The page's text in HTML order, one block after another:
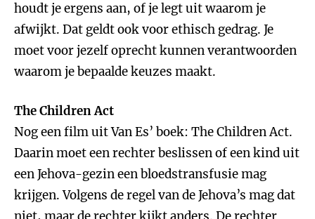
houdt je ergens aan, of je legt uit waarom je
afwijkt. Dat geldt ook voor ethisch gedrag. Je
moet voor jezelf oprecht kunnen verantwoorden
waarom je bepaalde keuzes maakt.
The Children Act
Nog een film uit Van Es’ boek: The Children Act.
Daarin moet een rechter beslissen of een kind uit
een Jehova-gezin een bloedstransfusie mag
krijgen. Volgens de regel van de Jehova’s mag dat